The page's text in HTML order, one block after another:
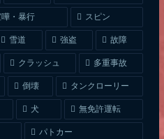
・暴行 スピン
雪道 強盗 故障
クラッシュ 多重事故
倒壊 タンクローリー
犬 無免許運転
パトカー